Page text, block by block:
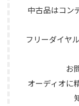
態、ユニットの状態、
シェル型エンクロージ
度調整機構、スピーカ
子、外観コンディショ
ネットやキャップなど
の有無を確認しながら
たしました。 買取商品
ECLIPSE / イクリプス
TD510MK2 カテゴリ ...
中古品はコン
フリーダイヤル
お
オーディオに